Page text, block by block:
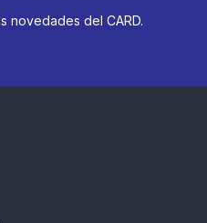
novedades del CARD.